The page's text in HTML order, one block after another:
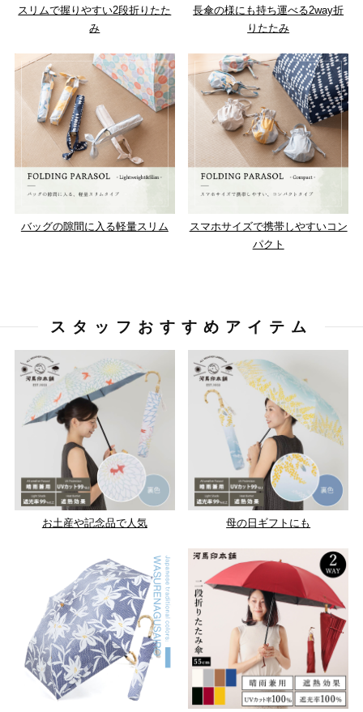
スリムで握りやすい2段折りたた
み
長傘の様にも持ち運べる2way折
りたたみ
バッグの隙間に入る軽量スリム
スマホサイズで携帯しやすいコン
パクト
スタッフおすすめアイテム
お土産や記念品で人気 母の日ギフトにも